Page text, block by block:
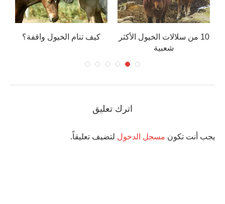
10 من سلالات الخيول الأكثر
شعبية
كيف تنام الخيول واقفة؟
اترك تعليق
يجب أنت تكون مسجل الدخول لتضيف تعليقاً.